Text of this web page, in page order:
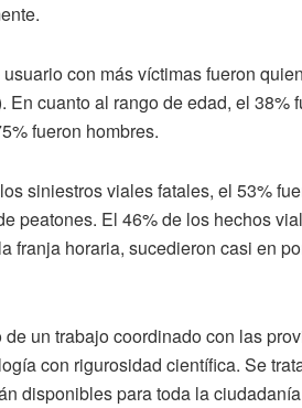
con más víctimas fueron
En cuanto al rango de edad, el 38%
fueron hombres.
siniestros viales fatales, el 53%
peatones. El 46% de los hechos
franja horaria, sucedieron casi en
un trabajo coordinado con las
con rigurosidad científica. Se
disponibles para toda la